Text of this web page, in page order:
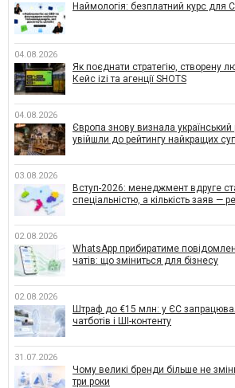
Наймологія: безплатний курс для
04.08.2026
Як поєднати стратегію, створену
Кейс izi та агенції SHOTS
04.08.2026
Європа знову визнала український
увійшли до рейтингу найкращих
03.08.2026
Вступ-2026: менеджмент вдруге
спеціальністю, а кількість заяв —
02.08.2026
WhatsApp прибиратиме
чатів: що зміниться для бізнесу
02.08.2026
Штраф до €15 млн: у ЄС
чатботів і ШІ-контенту
31.07.2026
Чому великі бренди більше не
три роки